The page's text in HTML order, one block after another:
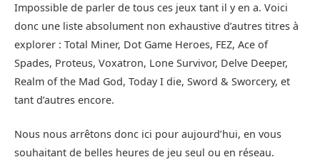
Impossible de parler de tous ces jeux tant il y en a. Voici
donc une liste absolument non exhaustive d’autres titres à
explorer : Total Miner, Dot Game Heroes, FEZ, Ace of
Spades, Proteus, Voxatron, Lone Survivor, Delve Deeper,
Realm of the Mad God, Today I die, Sword & Sworcery, et
tant d’autres encore.
Nous nous arrêtons donc ici pour aujourd’hui, en vous
souhaitant de belles heures de jeu seul ou en réseau.